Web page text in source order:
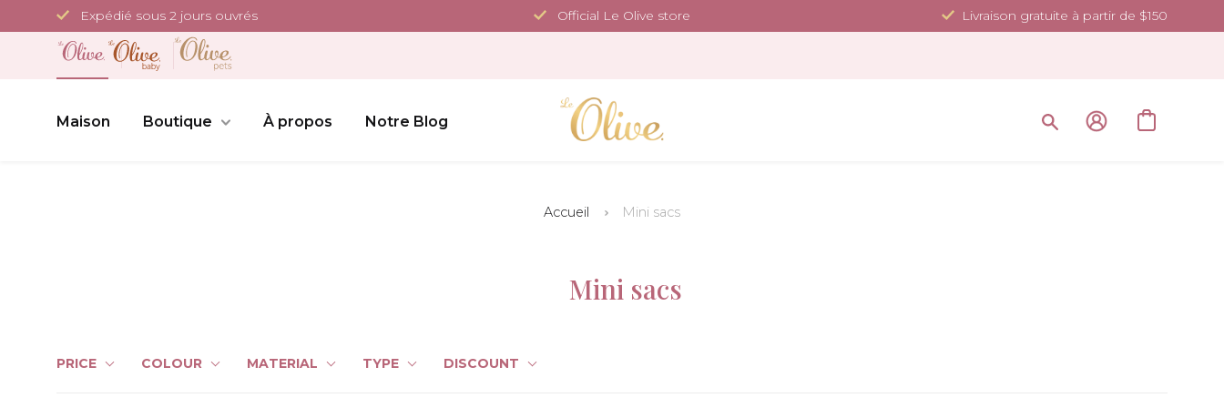
au
contenu
Expédié sous 2 jours ouvrés Official Le Olive store Livraison gratuite à partir de $150
Maison Boutique À propos Notre Blog
Accueil Mini sacs
Mini sacs
PRICE COLOUR MATERIAL TYPE DISCOUNT